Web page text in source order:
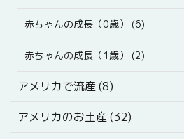
赤ちゃんの成長（0歳） (6)
赤ちゃんの成長（1歳） (2)
アメリカで流産 (8)
アメリカのお土産 (32)